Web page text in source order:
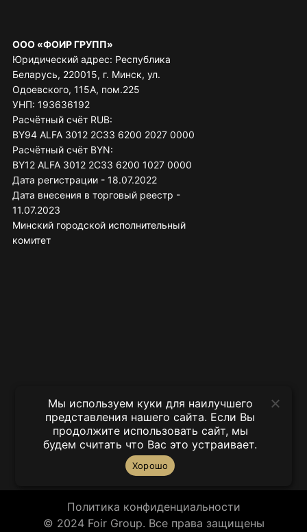
ООО «ФОИР ГРУПП»
Юридический адрес: Республика
Беларусь, 220015, г. Минск, ул.
Одоевского, 115А, пом.225
УНП: 193636192
Расчётный счёт RUB:
BY94 ALFA 3012 2C33 6200 2027 0000
Расчётный счёт BYN:
BY12 ALFA 3012 2C33 6200 1027 0000
Дата регистрации - 18.07.2022
Дата внесения в торговый реестр -
11.07.2023
Минский городской исполнительный
комитет
© 2024 Foir Group. Все права защищены
Политика конфиденциальности
Мы используем куки для наилучшего
представления нашего сайта. Если Вы
продолжите использовать сайт, мы
будем считать что Вас это устраивает.
Хорошо